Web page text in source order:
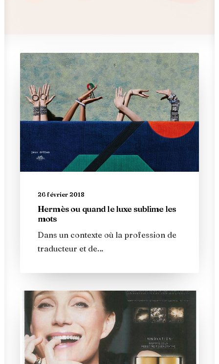
26 février 2018
Hermès ou quand le luxe sublime les
mots
Dans un contexte où la profession de
traducteur et de…